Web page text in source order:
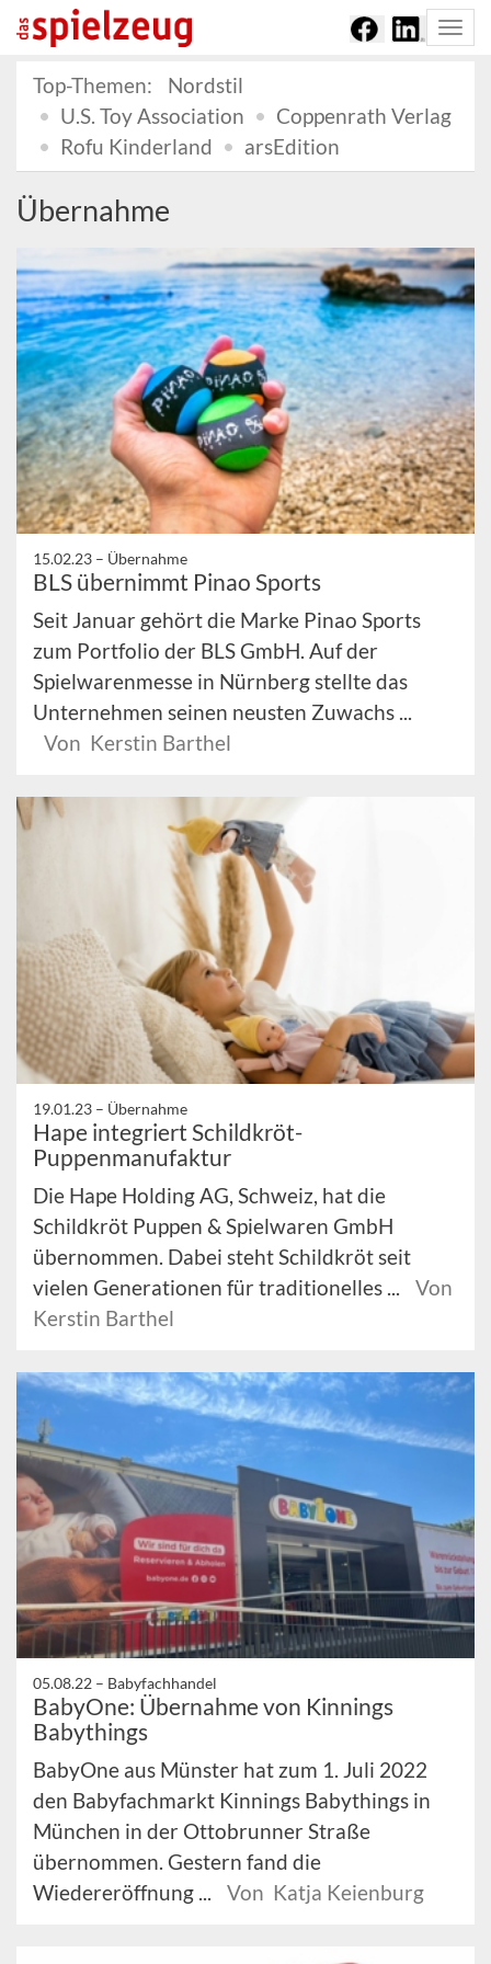
Top-Themen:
Nordstil
U.S. Toy Association
Coppenrath Verlag
Rofu Kinderland
arsEdition
Übernahme
15.02.23 – Übernahme
BLS übernimmt Pinao Sports
Seit Januar gehört die Marke Pinao Sports
zum Portfolio der BLS GmbH. Auf der
Spielwarenmesse in Nürnberg stellte das
Unternehmen seinen neusten Zuwachs ...
Von Kerstin Barthel
19.01.23 – Übernahme
Hape integriert Schildkröt-
Puppenmanufaktur
Die Hape Holding AG, Schweiz, hat die
Schildkröt Puppen & Spielwaren GmbH
übernommen. Dabei steht Schildkröt seit
vielen Generationen für traditionelles ...
Von
Kerstin Barthel
05.08.22 – Babyfachhandel
BabyOne: Übernahme von Kinnings
Babythings
BabyOne aus Münster hat zum 1. Juli 2022
den Babyfachmarkt Kinnings Babythings in
München in der Ottobrunner Straße
übernommen. Gestern fand die
Wiedereröffnung ...
Von Katja Keienburg